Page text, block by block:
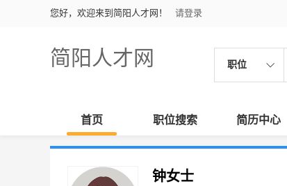
您好，欢迎来到简阳人才网！ 请登录
简阳人才网 职位
首页 职位搜索 简历中心
钟女士